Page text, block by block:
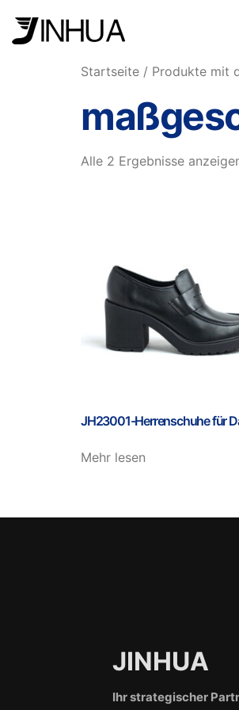
Startseite / Produkte mit
Alle 2 Ergebnisse
JH23001-Herrenschuhe für
Mehr lesen
JINHUA
Ihr strategischer